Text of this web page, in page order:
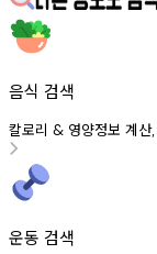
음식 검색
칼로리 & 영양정보 계산,
운동 검색